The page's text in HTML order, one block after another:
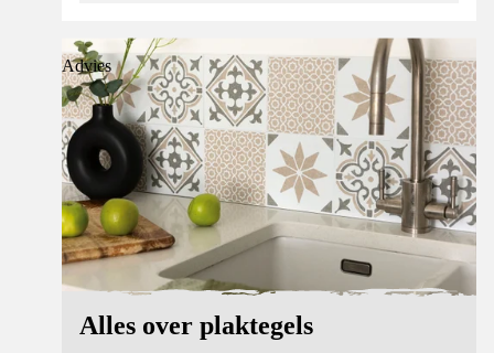
Advies
Alles over plaktegels